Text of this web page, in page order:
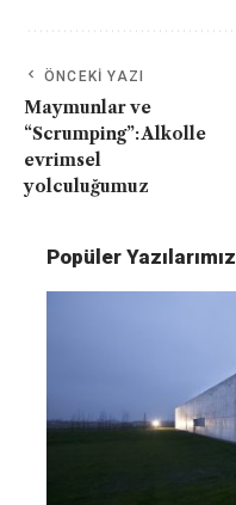
ÖNCEKI YAZI
Maymunlar ve
“Scrumping”: Alkolle
evrimsel
yolculuğumuz
Popüler Yazılarımız